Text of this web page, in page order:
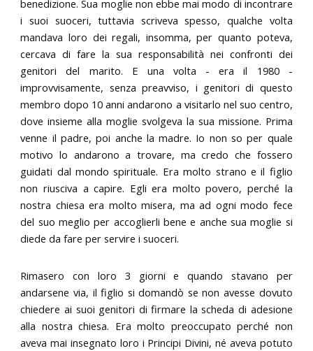
benedizione. Sua moglie non ebbe mai modo di incontrare
i suoi suoceri, tuttavia scriveva spesso, qualche volta
mandava loro dei regali, insomma, per quanto poteva,
cercava di fare la sua responsabilità nei confronti dei
genitori del marito. E una volta - era il 1980 -
improvvisamente, senza preavviso, i genitori di questo
membro dopo 10 anni andarono a visitarlo nel suo centro,
dove insieme alla moglie svolgeva la sua missione. Prima
venne il padre, poi anche la madre. Io non so per quale
motivo lo andarono a trovare, ma credo che fossero
guidati dal mondo spirituale. Era molto strano e il figlio
non riusciva a capire. Egli era molto povero, perché la
nostra chiesa era molto misera, ma ad ogni modo fece
del suo meglio per accoglierli bene e anche sua moglie si
diede da fare per servire i suoceri.
Rimasero con loro 3 giorni e quando stavano per
andarsene via, il figlio si domandò se non avesse dovuto
chiedere ai suoi genitori di firmare la scheda di adesione
alla nostra chiesa. Era molto preoccupato perché non
aveva mai insegnato loro i Principi Divini, né aveva potuto